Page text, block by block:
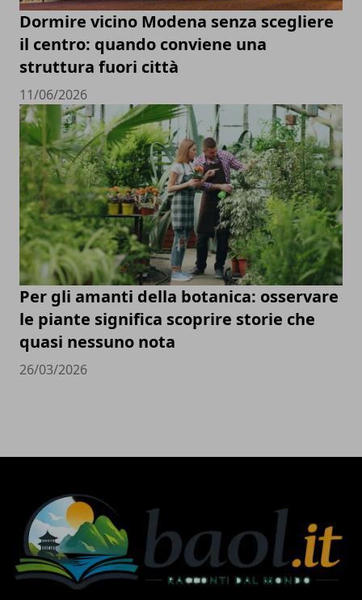
Dormire vicino Modena senza scegliere
il centro: quando conviene una
struttura fuori città
11/06/2026
Per gli amanti della botanica: osservare
le piante significa scoprire storie che
quasi nessuno nota
26/03/2026